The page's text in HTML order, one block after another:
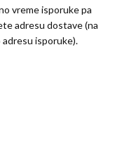
vreme isporuke pa
adresu dostave (na
isporuke).